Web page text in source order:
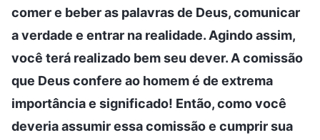
comer e beber as palavras de Deus, comunicar
a verdade e entrar na realidade. Agindo assim,
você terá realizado bem seu dever. A comissão
que Deus confere ao homem é de extrema
importância e significado! Então, como você
deveria assumir essa comissão e cumprir sua